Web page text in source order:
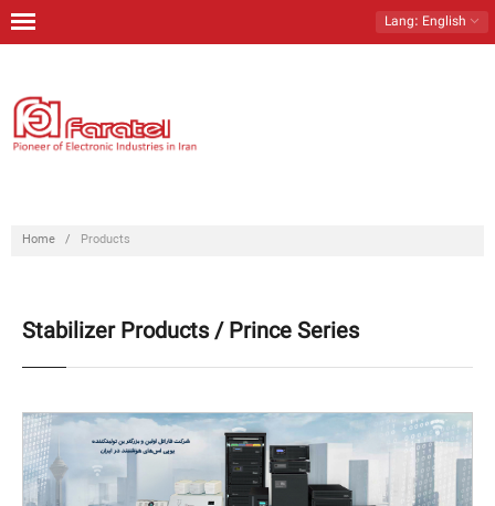
Lang: English
Products
Home / Products
Stabilizer Products / Prince Series